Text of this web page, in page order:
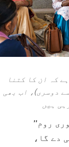
کہ ان کا کتنا
دوسری)، اب بھی
ہیں
’’ضلع کے کئی اسپتالوں کے ڈلیوری روم
دے گا،